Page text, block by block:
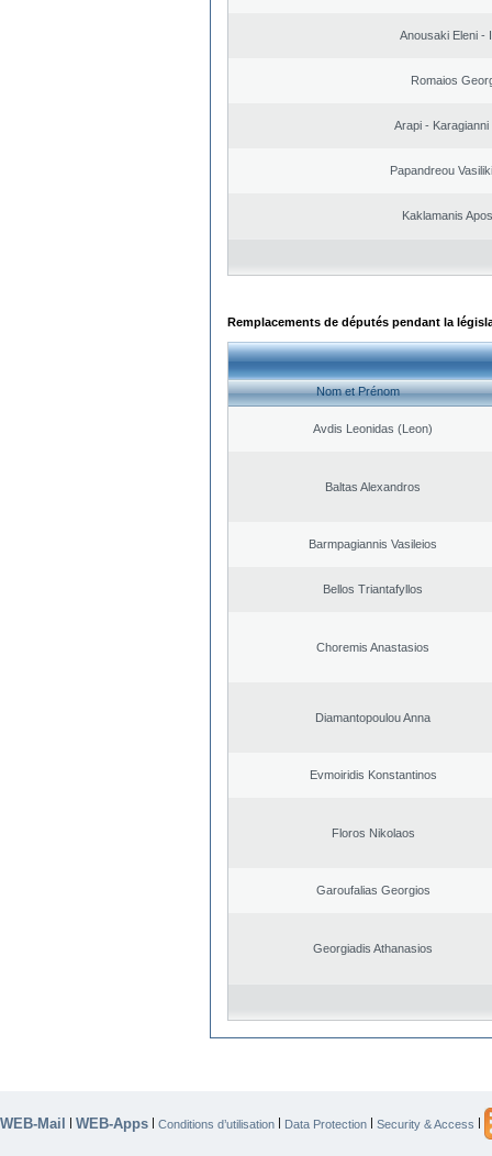
Anousaki Eleni -
Romaios
Arapi - Karagianni
Papandreou
Kaklamanis
Remplacements de députés pendant la
Nom et Prénom
Avdis Leonidas (Leon)
Baltas Alexandros
Barmpagiannis Vasileios
Bellos Triantafyllos
Choremis Anastasios
Diamantopoulou Anna
Evmoiridis Konstantinos
Floros Nikolaos
Garoufalias Georgios
Georgiadis Athanasios
WEB-Mail | WEB-Apps | Conditions d’utilisation | Data Protection | Security & Access |